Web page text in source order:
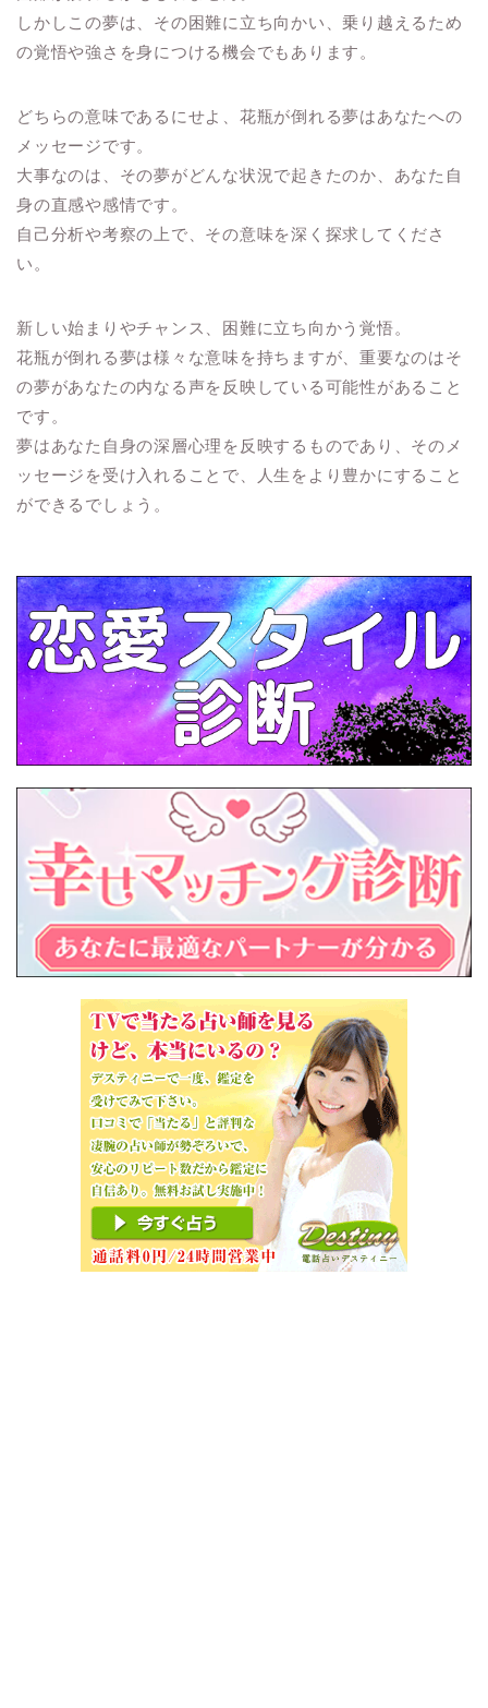
しかしこの夢は、その困難に立ち向かい、乗り越えるため
の覚悟や強さを身につける機会でもあります。
どちらの意味であるにせよ、花瓶が倒れる夢はあなたへの
メッセージです。
大事なのは、その夢がどんな状況で起きたのか、あなた自
身の直感や感情です。
自己分析や考察の上で、その意味を深く探求してくださ
い。
新しい始まりやチャンス、困難に立ち向かう覚悟。
花瓶が倒れる夢は様々な意味を持ちますが、重要なのはそ
の夢があなたの内なる声を反映している可能性があること
です。
夢はあなた自身の深層心理を反映するものであり、そのメ
ッセージを受け入れることで、人生をより豊かにすること
ができるでしょう。